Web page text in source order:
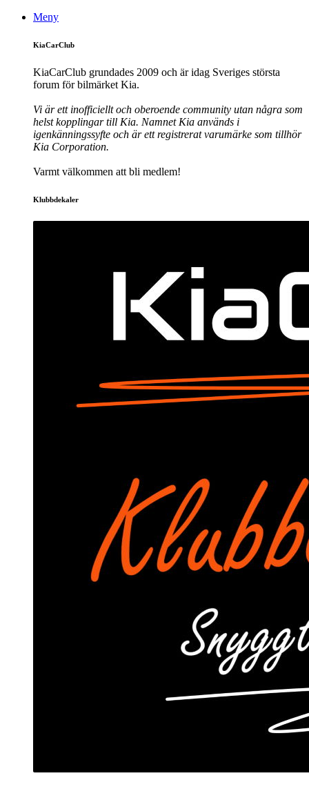
Meny
KiaCarClub
KiaCarClub grundades 2009 och är idag Sveriges största
forum för bilmärket Kia.
Vi är ett inofficiellt och oberoende community utan några som
helst kopplingar till Kia. Namnet Kia används i
igenkänningssyfte och är ett registrerat varumärke som tillhör
Kia Corporation.
Varmt välkommen att bli medlem!
Klubbdekaler